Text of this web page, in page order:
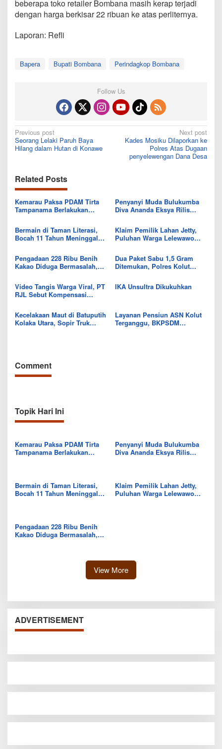
beberapa toko retailer Bombana masih kerap terjadi
dengan harga berkisar 22 ribuan ke atas perliternya.
Laporan: Refli
Bapera Bupati Bombana Perindagkop Bombana
Follow Us
Post
navigation
Previous post
Seorang Lelaki Paruh Baya
Hilang dalam Hutan di Konawe
Next post
Kades Mosiku Dilaporkan ke
Polres Atas Dugaan
penyelewengan Dana Desa
Related Posts
Kemarau Paksa PDAM Tirta
Tampanama Berlakukan
Penyanyi Muda Bulukumba
Diva Ananda Eksya Rilis
Bermain di Taman Literasi,
Bocah 11 Tahun Meninggal
Klaim Pemilik Lahan Jetty,
Puluhan Warga Lelewawo
Pengadaan 228 Ribu Benih
Kakao Diduga Bermasalah,
Dua Paket Sabu 1,5 Gram
Ditemukan, Polres Kolut
Video Tangis Warga Viral, PT
RJL Sebut Kompensasi
IKA Unsultra Dikukuhkan
Kecelakaan Maut di Batuputih
Kolaka Utara, Sopir Truk
Layanan Pensiun ASN Kolut
Terganggu, BKPSDM
Comment
Topik Hari Ini
Kemarau Paksa PDAM Tirta
Tampanama Berlakukan
Penyanyi Muda Bulukumba
Diva Ananda Eksya Rilis
Bermain di Taman Literasi,
Bocah 11 Tahun Meninggal
Klaim Pemilik Lahan Jetty,
Puluhan Warga Lelewawo
Pengadaan 228 Ribu Benih
Kakao Diduga Bermasalah,
View More
ADVERTISEMENT